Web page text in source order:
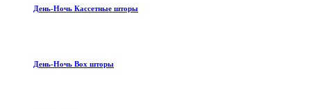
День-Ночь Кассетные шторы
День-Ночь Box шторы